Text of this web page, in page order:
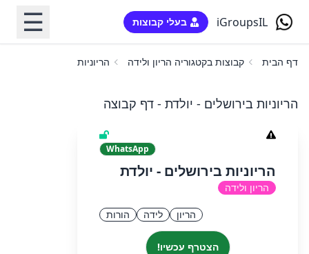
iGroupsIL בעלי קבוצות ☰
דף הבית קבוצות בקטגוריה הריון ולידה הריוניות בירושלים - יולדת
הריוניות בירושלים - יולדת - דף קבוצה
WhatsApp
הריוניות בירושלים - יולדת
הריון ולידה
הריון לידה הורות
הצטרף עכשיו!